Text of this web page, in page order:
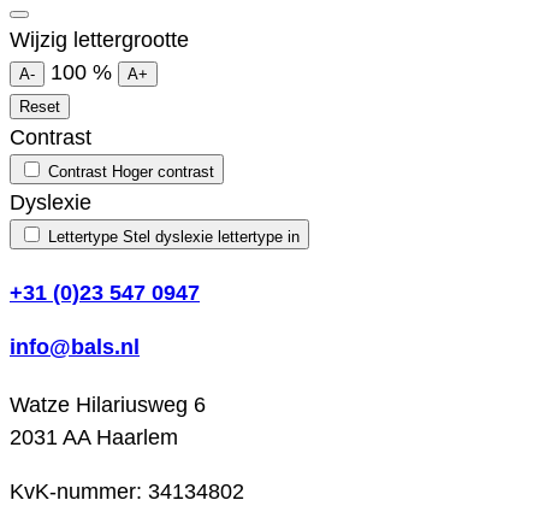
Wijzig lettergrootte
A- 100 %
A+
Reset
Contrast
Contrast Hoger contrast
Dyslexie
Lettertype Stel dyslexie lettertype in
+31 (0)23 547 0947
info@bals.nl
Watze Hilariusweg 6
2031 AA Haarlem
KvK-nummer: 34134802